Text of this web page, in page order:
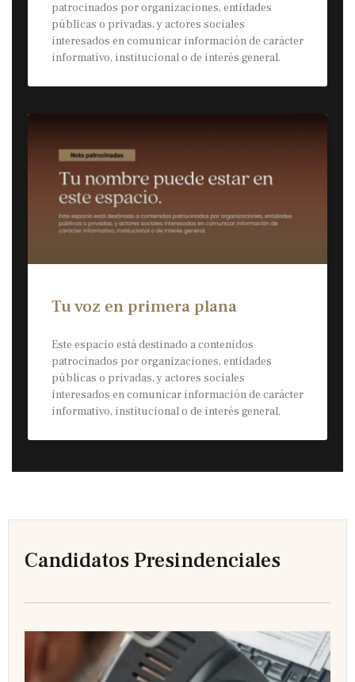
patrocinados por organizaciones, entidades
públicas o privadas, y actores sociales
interesados en comunicar información de carácter
informativo, institucional o de interés general.
Tu voz en primera plana
Este espacio está destinado a contenidos
patrocinados por organizaciones, entidades
públicas o privadas, y actores sociales
interesados en comunicar información de carácter
informativo, institucional o de interés general.
Candidatos Presindenciales